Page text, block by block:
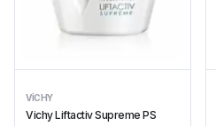
VICHY
Vichy Liftactiv Supreme PS